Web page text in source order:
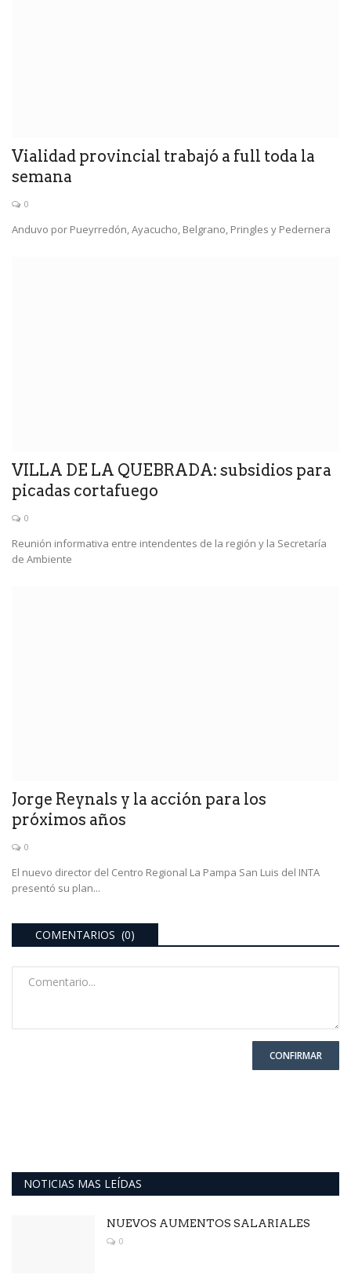
Vialidad provincial trabajó a full toda la
semana
0
Anduvo por Pueyrredón, Ayacucho, Belgrano, Pringles y Pedernera
VILLA DE LA QUEBRADA: subsidios para
picadas cortafuego
0
Reunión informativa entre intendentes de la región y la Secretaría
de Ambiente
Jorge Reynals y la acción para los
próximos años
0
El nuevo director del Centro Regional La Pampa San Luis del INTA
presentó su plan...
COMENTARIOS (0)
CONFIRMAR
NOTICIAS MAS LEÍDAS
NUEVOS AUMENTOS SALARIALES
0